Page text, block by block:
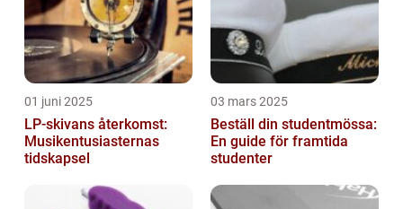
01 juni 2025
LP-skivans återkomst:
Musikentusiasternas
tidskapsel
03 mars 2025
Beställ din studentmössa:
En guide för framtida
studenter